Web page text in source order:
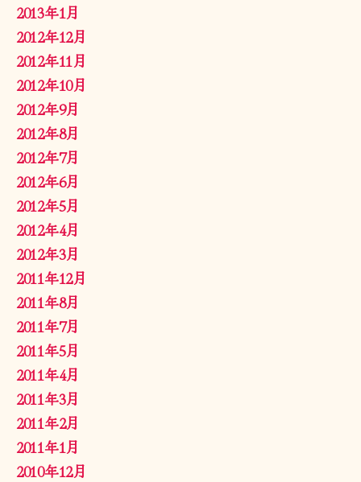
2013年1月
2012年12月
2012年11月
2012年10月
2012年9月
2012年8月
2012年7月
2012年6月
2012年5月
2012年4月
2012年3月
2011年12月
2011年8月
2011年7月
2011年5月
2011年4月
2011年3月
2011年2月
2011年1月
2010年12月